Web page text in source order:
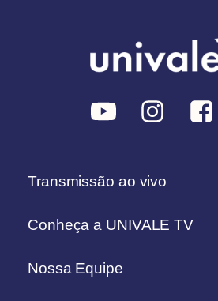
Transmissão ao vivo
Conheça a UNIVALE TV
Nossa Equipe